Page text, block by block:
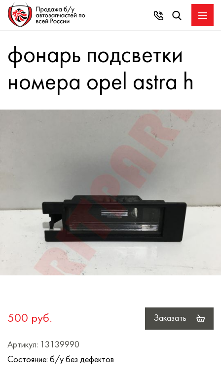
фонарь подсветки
номера opel astra h
500 руб. Заказать
Артикул: 13139990
Состояние: б/у без дефектов